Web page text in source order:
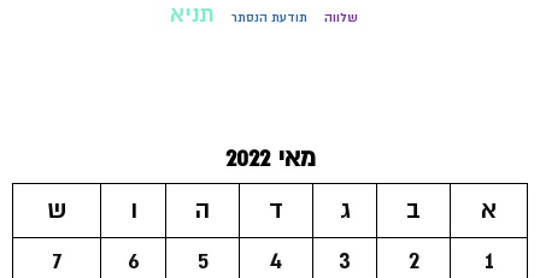
שלווה תודעת הנסתר תניא
מאי 2022
א
ב ג ד ה ו
ש
1
2
3
4
5
6
7